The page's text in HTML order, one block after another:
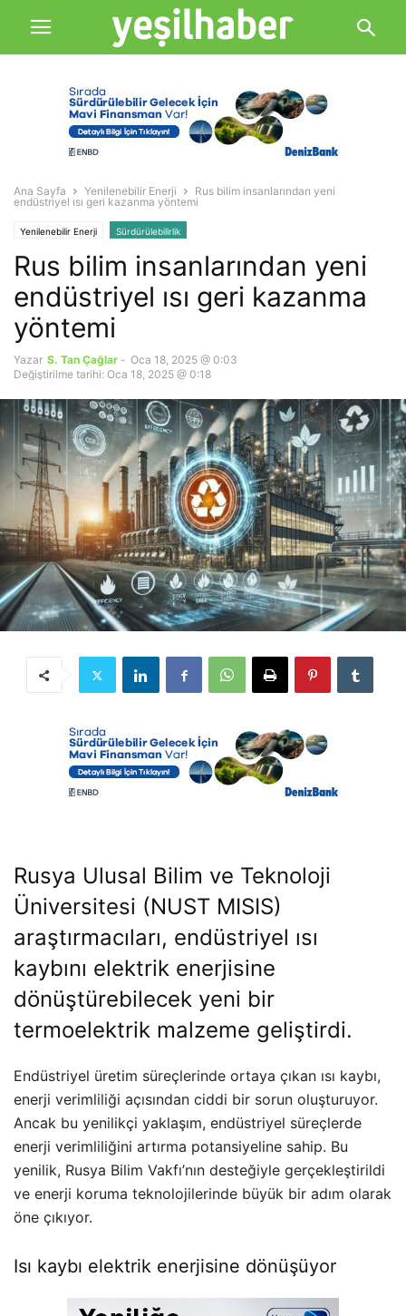
Ana Sayfa Yenilenebilir Enerji
Rus bilim insanlarından yeni
endüstriyel ısı geri kazanma yöntemi
Yenilenebilir Enerji Sürdürülebilirlik
Rus bilim insanlarından yeni
endüstriyel ısı geri kazanma
yöntemi
Yazar S. Tan Çağlar - Oca 18, 2025 @ 0:03
Değiştirilme tarihi: Oca 18, 2025 @ 0:18
Rusya Ulusal Bilim ve Teknoloji
Üniversitesi (NUST MISIS)
araştırmacıları, endüstriyel ısı
kaybını elektrik enerjisine
dönüştürebilecek yeni bir
termoelektrik malzeme geliştirdi.
Endüstriyel üretim süreçlerinde ortaya çıkan ısı kaybı,
enerji verimliliği açısından ciddi bir sorun oluşturuyor.
Ancak bu yenilikçi yaklaşım, endüstriyel süreçlerde
enerji verimliliğini artırma potansiyeline sahip. Bu
yenilik, Rusya Bilim Vakfı’nın desteğiyle gerçekleştirildi
ve enerji koruma teknolojilerinde büyük bir adım olarak
öne çıkıyor.
Isı kaybı elektrik enerjisine dönüşüyor